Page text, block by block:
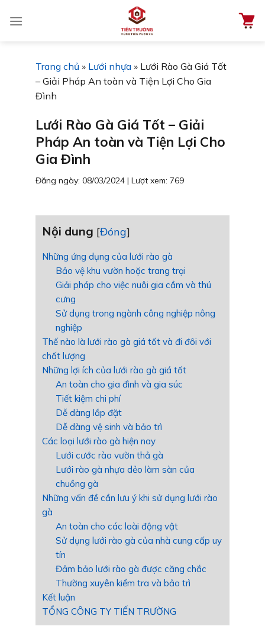
đến
Trang chủ » Lưới nhựa » Lưới Rào Gà Giá Tốt
– Giải Pháp An toàn và Tiện Lợi Cho Gia
Đình
Lưới Rào Gà Giá Tốt – Giải
Pháp An toàn và Tiện Lợi Cho
Gia Đình
Đăng ngày: 08/03/2024 | Lượt xem: 769
Nội dung [Đóng]
Những ứng dụng của lưới rào gà
Bảo vệ khu vườn hoặc trang trại
Giải pháp cho việc nuôi gia cầm và thú
cưng
Sử dụng trong ngành công nghiệp nông
nghiệp
Thế nào là lưới rào gà giá tốt và đi đôi với
chất lượng
Những lợi ích của lưới rào gà giá tốt
An toàn cho gia đình và gia súc
Tiết kiệm chi phí
Dễ dàng lắp đặt
Dễ dàng vệ sinh và bảo trì
Các loại lưới rào gà hiện nay
Lưới cước rào vườn thả gà
Lưới rào gà nhựa dẻo làm sàn của
chuồng gà
Những vấn đề cần lưu ý khi sử dụng lưới rào
gà
An toàn cho các loài động vật
Sử dụng lưới rào gà của nhà cung cấp uy
tín
Đảm bảo lưới rào gà được căng chắc
Thường xuyên kiểm tra và bảo trì
Kết luận
TỔNG CÔNG TY TIẾN TRƯỜNG